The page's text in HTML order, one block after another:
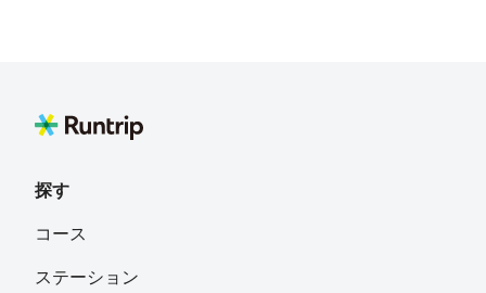
探す
コース
ステーション